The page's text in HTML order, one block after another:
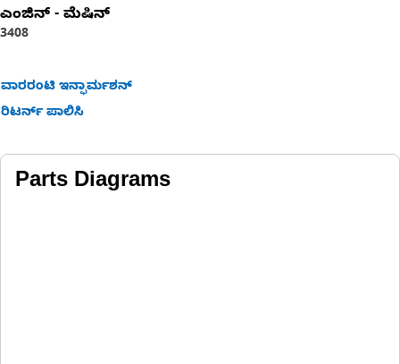
ಎಂಜಿನ್ - ಮೆಷಿನ್
3408
ವಾರರಂಟಿ ಇನ್ಫಾರ್ಮಶನ್
ರಿಟರ್ನ್ ಪಾಲಿಸಿ
Parts Diagrams